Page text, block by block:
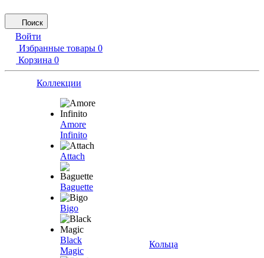
Поиск
Войти
Избранные товары 0
Корзина 0
Коллекции
Amore
Infinito
Attach
Baguette
Bigo
Black
Magic
Кольца